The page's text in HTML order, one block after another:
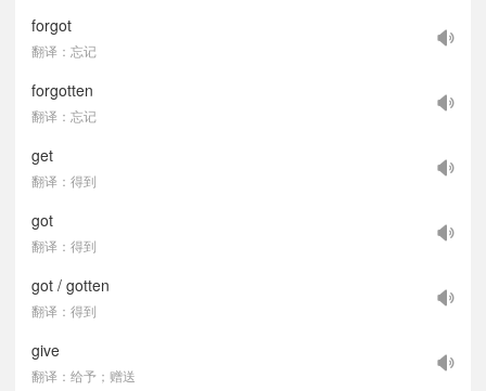
forgot
翻译：忘记
forgotten
翻译：忘记
get
翻译：得到
got
翻译：得到
got / gotten
翻译：得到
give
翻译：给予；赠送